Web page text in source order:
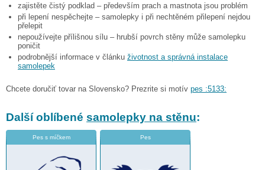
zajistěte čistý podklad – především prach a mastnota jsou problém
při lepení nespěchejte – samolepky i při nechtěném přilepení nejdou
přelepit
nepoužívejte přílišnou sílu – hrubší povrch stěny může samolepku
poničit
podrobnější informace v článku životnost a správná instalace
samolepek
Chcete doručiť tovar na Slovensko? Prezrite si motív pes :5133:
Další oblíbené samolepky na stěnu:
Pes s míčkem Pes